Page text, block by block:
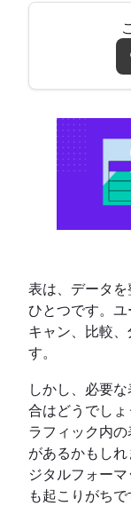
表は、データ
ひとつです。
キャン、比較
す。
しかし、必要
合はどうでし
ラフィック内
があるかもし
ジタルフォー
も起こりがちで